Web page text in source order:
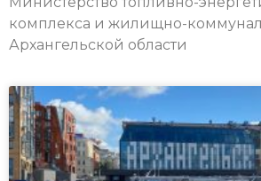
комплекса и жилищно-
Архангельской области